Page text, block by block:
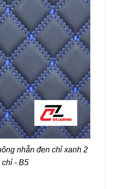
nhẵn đen chỉ xanh 2
- B5